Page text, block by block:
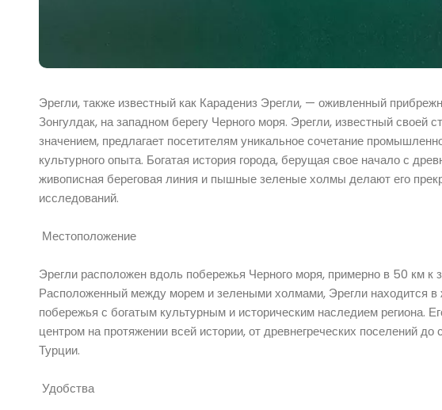
Эрегли, также известный как Карадениз Эрегли, — оживленный
Зонгулдак, на западном берегу Черного моря. Эрегли, известный
значением, предлагает посетителям уникальное сочетание
культурного опыта. Богатая история города, берущая свое начало с
живописная береговая линия и пышные зеленые холмы делают его
исследований.
Местоположение
Эрегли расположен вдоль побережья Черного моря, примерно в 50 км к
Расположенный между морем и зелеными холмами, Эрегли находится
побережья с богатым культурным и историческим наследием региона.
центром на протяжении всей истории, от древнегреческих поселений
Турции.
Удобства